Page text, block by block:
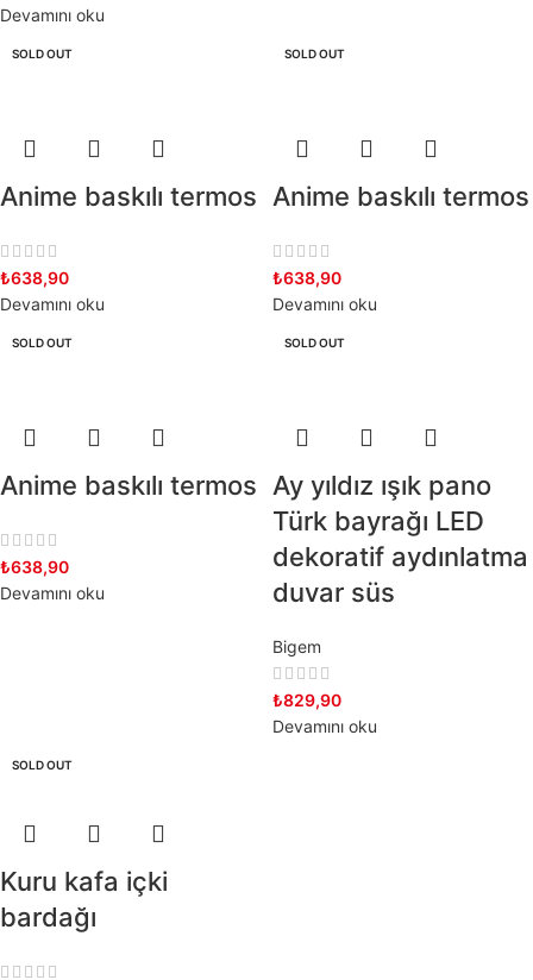
Devamını oku
SOLD OUT
Anime baskılı termos
₺638,90
Devamını oku
SOLD OUT
Anime baskılı termos
₺638,90
Devamını oku
SOLD OUT
Anime baskılı termos
₺638,90
Devamını oku
SOLD OUT
Ay yıldız ışık pano
Türk bayrağı LED
dekoratif aydınlatma
duvar süs
Bigem
₺829,90
Devamını oku
SOLD OUT
Kuru kafa içki
bardağı